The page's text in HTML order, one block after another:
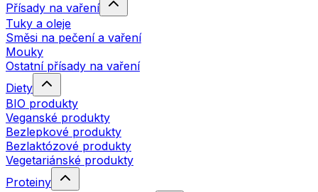
Přísady na vaření
Tuky a oleje
Směsi na pečení a vaření
Mouky
Ostatní přísady na vaření
Diety
BIO produkty
Veganské produkty
Bezlepkové produkty
Bezlaktózové produkty
Vegetariánské produkty
Proteiny